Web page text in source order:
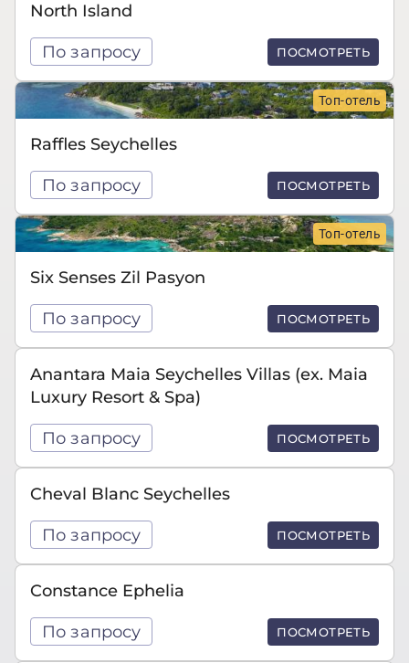
North Island
По запросу ПОСМОТРЕТЬ
Топ-отель
Raffles Seychelles
По запросу ПОСМОТРЕТЬ
Топ-отель
Six Senses Zil Pasyon
По запросу ПОСМОТРЕТЬ
Anantara Maia Seychelles Villas (ex. Maia
Luxury Resort & Spa)
По запросу ПОСМОТРЕТЬ
Cheval Blanc Seychelles
По запросу ПОСМОТРЕТЬ
Constance Ephelia
По запросу ПОСМОТРЕТЬ